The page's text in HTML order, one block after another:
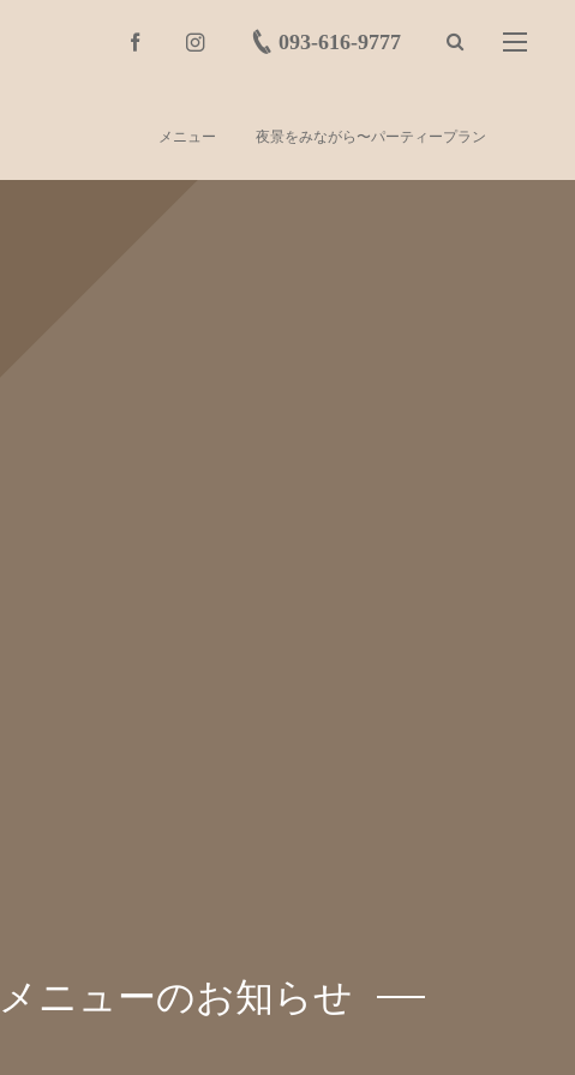
093-616-9777
メニュー 夜景をみながら〜パーティープラン
ニューのお知らせ